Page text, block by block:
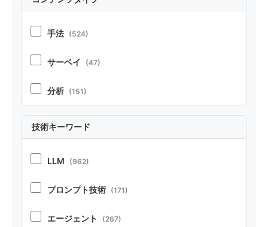
手法 (524)
サーベイ (47)
分析 (151)
技術キーワード
LLM (962)
プロンプト技術 (171)
エージェント (267)